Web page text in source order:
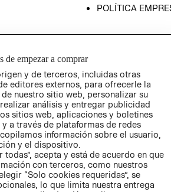
POLÍTICA
de empezar a comprar
y de terceros, incluidas otras
editores externos, para ofrecerle la
nuestro sitio web, personalizar su
análisis y entregar publicidad
sitios web, aplicaciones y boletines
a través de plataformas de redes
información sobre el usuario,
y el dispositivo.
todas”, acepta y está de acuerdo en que
con terceros, como nuestros
“Solo cookies requeridas”, se
lo que limita nuestra entrega